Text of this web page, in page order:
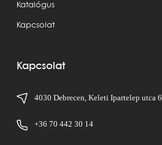
Katalógus
Kapcsolat
Kapcsolat
4030 Debrecen, Keleti Ipartelep utca 6.
+36 70 442 30 14